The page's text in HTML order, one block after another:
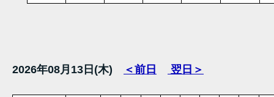
2026年08月13日(木) ＜前日 翌日＞